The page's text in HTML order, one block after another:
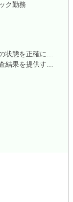
ク勤務
最適な治療をサポート。
重要な業務です。